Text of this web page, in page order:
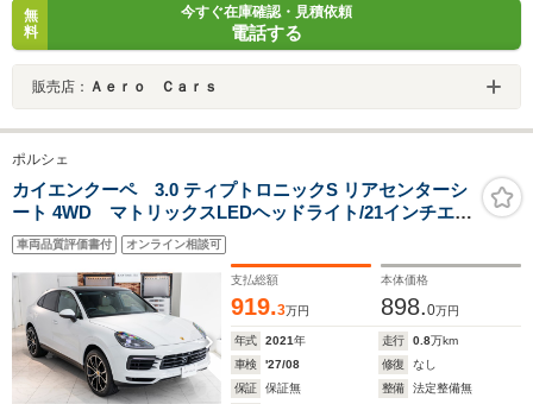
無
料
今すぐ在庫確認・見積依頼
電話する
販売店： Ａｅｒｏ Ｃａｒｓ
ポルシェ
カイエンクーペ 3.0 ティプトロニックS リアセンターシ
ート 4WD マトリックスLEDヘッドライト/21インチエク
スクルーシブデザインホイール/BOSE/14wayシート/シー
トベンチレーション/前後シートヒーター/スポーツテール
パイプ/リアサイドエアバッグ
車両品質評価書付 オンライン相談可
支払総額
919.3万円
本体価格
898.0万円
年式 2021年 走行 0.8万km
車検
'27/08 修復
なし
保証
保証無 整備
法定整備無